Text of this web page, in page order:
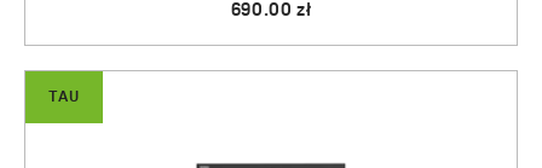
690.00 zł
TAU